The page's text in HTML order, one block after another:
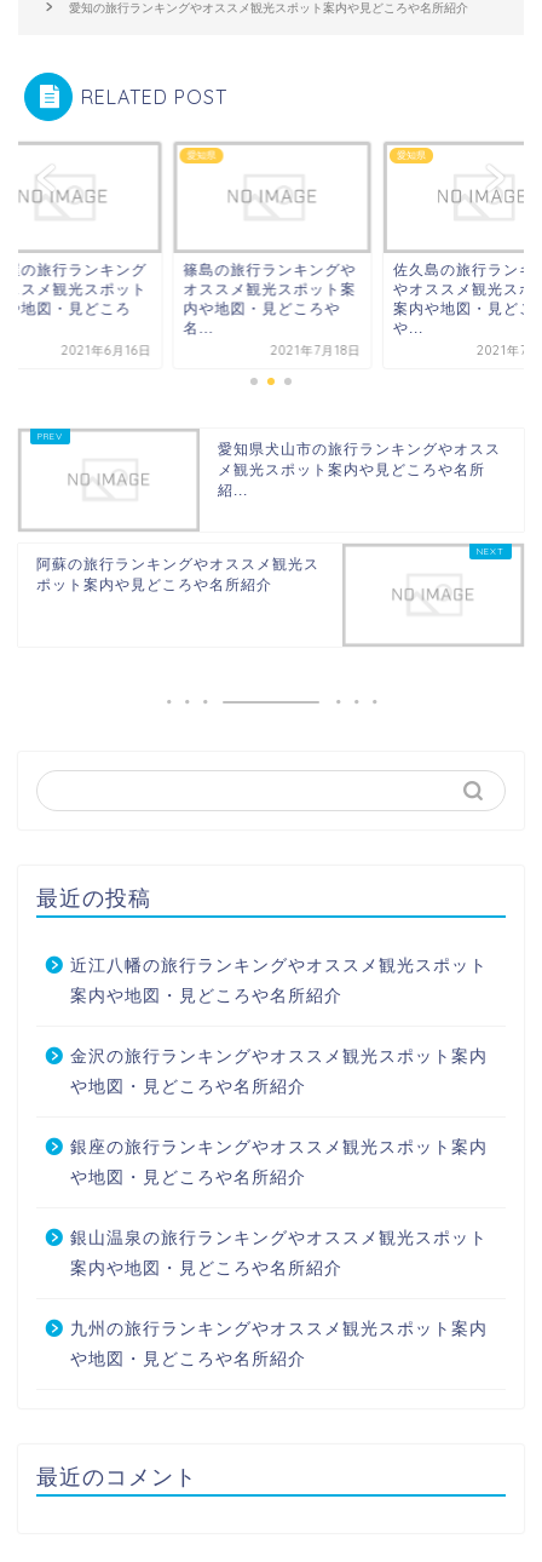
愛知の旅行ランキングやオススメ観光スポット案内や見どころや名所紹介
RELATED POST
屋の旅行ランキング
ススメ観光スポット
や地図・見どころ
2021年6月16日
愛知県
篠島の旅行ランキングや
オススメ観光スポット案
内や地図・見どころや
名...
2021年7月18日
愛知県
佐久島の旅行ランキ
やオススメ観光スポ
案内や地図・見どこ
や...
2021年7
愛知県犬山市の旅行ランキングやオスス
メ観光スポット案内や見どころや名所
紹...
阿蘇の旅行ランキングやオススメ観光ス
ポット案内や見どころや名所紹介
最近の投稿
近江八幡の旅行ランキングやオススメ観光スポット
案内や地図・見どころや名所紹介
金沢の旅行ランキングやオススメ観光スポット案内
や地図・見どころや名所紹介
銀座の旅行ランキングやオススメ観光スポット案内
や地図・見どころや名所紹介
銀山温泉の旅行ランキングやオススメ観光スポット
案内や地図・見どころや名所紹介
九州の旅行ランキングやオススメ観光スポット案内
や地図・見どころや名所紹介
最近のコメント